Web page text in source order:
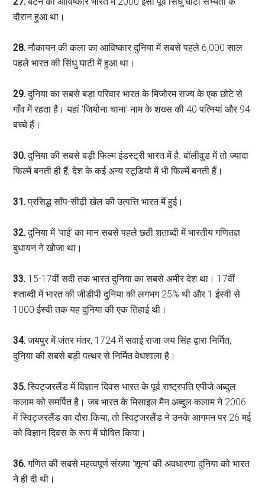
दौरान हुआ था।
28.नौकायन की कला का आविष्कार दुनिया में सबसे पहले 6,000 साल
पहले भारत की सिंधु घाटी में हुआ था।
29.दुनिया का सबसे बड़ा परिवार भारत के मिजोरम राज्य के एक छोटे से
गाँव में रहता है। यहां ‘जियोना चाना’ नाम के शख्स की 40 पत्नियां और 94
बच्चे हैं।
30.दुनिया की सबसे बड़ी फिल्म इंडस्ट्री भारत में है. बॉलीवुड में तो ज्यादा
फिल्में बनती ही हैं, देश के कई अन्य स्टूडियो में भी फिल्में बनती हैं।
31.प्रसिद्ध साँप-सीढ़ी खेल की उत्पत्ति भारत में हुई।
32.दुनिया में ‘पाई’ का मान सबसे पहले छठी शताब्दी में भारतीय गणितज्ञ
बुधायन ने खोजा था।
33. 15-17वीं सदी तक भारत दुनिया का सबसे अमीर देश था। 17वीं
शताब्दी में भारत की जीडीपी दुनिया की लगभग 25% थी और 1 ईस्वी से
1000 ईस्वी तक यह दुनिया की एक तिहाई थी।
34.जयपुर में जंतर मंतर, 1724 में सवाई राजा जय सिंह द्वारा निर्मित,
दुनिया की सबसे बड़ी पत्थर से निर्मित वेधशाला है।
35.स्विट्जरलैंड में विज्ञान दिवस भारत के पूर्व राष्ट्रपति एपीजे अब्दुल
कलाम को समर्पित है। जब भारत के मिसाइल मैन अब्दुल कलाम ने 2006
में स्विट्जरलैंड का दौरा किया, तो स्विट्जरलैंड ने उनके आगमन पर 26 मई
को विज्ञान दिवस के रूप में घोषित किया।
36.गणित की सबसे महत्वपूर्ण संख्या ‘शून्य’ की अवधारणा दुनिया को भारत
ने ही दी थी।